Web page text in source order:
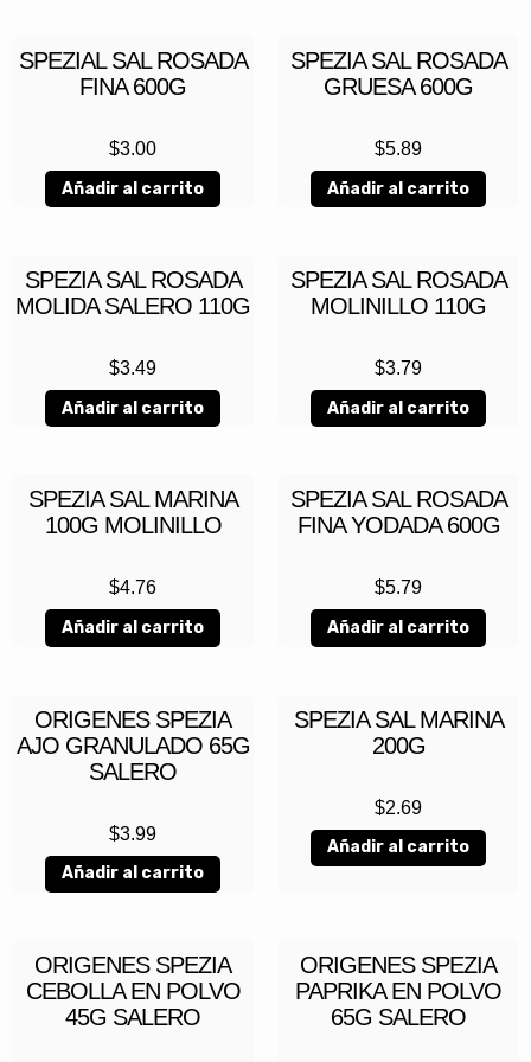
SPEZIAL SAL ROSADA
FINA 600G
$3.00
Añadir al carrito
SPEZIA SAL ROSADA
GRUESA 600G
$5.89
Añadir al carrito
SPEZIA SAL ROSADA
MOLIDA SALERO 110G
$3.49
Añadir al carrito
SPEZIA SAL ROSADA
MOLINILLO 110G
$3.79
Añadir al carrito
SPEZIA SAL MARINA
100G MOLINILLO
$4.76
Añadir al carrito
SPEZIA SAL ROSADA
FINA YODADA 600G
$5.79
Añadir al carrito
ORIGENES SPEZIA
AJO GRANULADO 65G
SALERO
$3.99
Añadir al carrito
SPEZIA SAL MARINA
200G
$2.69
Añadir al carrito
ORIGENES SPEZIA
CEBOLLA EN POLVO
45G SALERO
ORIGENES SPEZIA
PAPRIKA EN POLVO
65G SALERO